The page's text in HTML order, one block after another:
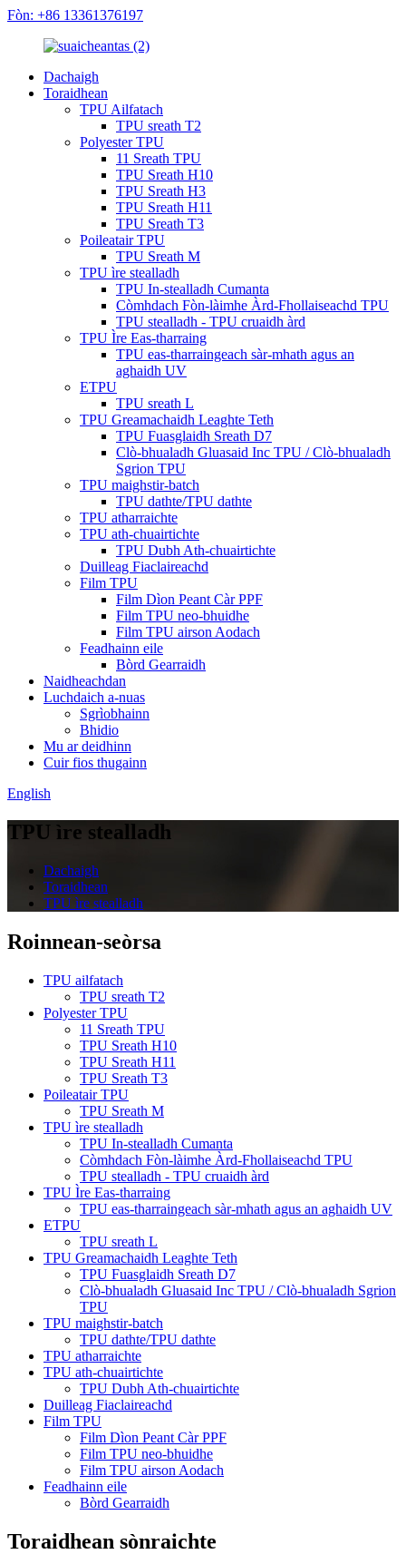
Fòn: +86 13361376197
Dachaigh
Toraidhean
TPU Ailfatach
TPU sreath T2
Polyester TPU
11 Sreath TPU
TPU Sreath H10
TPU Sreath H3
TPU Sreath H11
TPU Sreath T3
Poileatair TPU
TPU Sreath M
TPU ìre stealladh
TPU In-stealladh Cumanta
Còmhdach Fòn-làimhe Àrd-Fhollaiseachd TPU
TPU stealladh - TPU cruaidh àrd
TPU Ìre Eas-tharraing
TPU eas-tharraingeach sàr-mhath agus an
aghaidh UV
ETPU
TPU sreath L
TPU Greamachaidh Leaghte Teth
TPU Fuasglaidh Sreath D7
Clò-bhualadh Gluasaid Inc TPU / Clò-bhualadh
Sgrion TPU
TPU maighstir-batch
TPU dathte/TPU dathte
TPU atharraichte
TPU ath-chuairtichte
TPU Dubh Ath-chuairtichte
Duilleag Fiaclaireachd
Film TPU
Film Dìon Peant Càr PPF
Film TPU neo-bhuidhe
Film TPU airson Aodach
Feadhainn eile
Bòrd Gearraidh
Naidheachdan
Luchdaich a-nuas
Sgrìobhainn
Bhidio
Mu ar deidhinn
Cuir fios thugainn
English
TPU ìre stealladh
Dachaigh
Toraidhean
TPU ìre stealladh
Roinnean-seòrsa
TPU ailfatach
TPU sreath T2
Polyester TPU
11 Sreath TPU
TPU Sreath H10
TPU Sreath H11
TPU Sreath T3
Poileatair TPU
TPU Sreath M
TPU ìre stealladh
TPU In-stealladh Cumanta
Còmhdach Fòn-làimhe Àrd-Fhollaiseachd TPU
TPU stealladh - TPU cruaidh àrd
TPU Ìre Eas-tharraing
TPU eas-tharraingeach sàr-mhath agus an aghaidh UV
ETPU
TPU sreath L
TPU Greamachaidh Leaghte Teth
TPU Fuasglaidh Sreath D7
Clò-bhualadh Gluasaid Inc TPU / Clò-bhualadh Sgrion
TPU
TPU maighstir-batch
TPU dathte/TPU dathte
TPU atharraichte
TPU ath-chuairtichte
TPU Dubh Ath-chuairtichte
Duilleag Fiaclaireachd
Film TPU
Film Dìon Peant Càr PPF
Film TPU neo-bhuidhe
Film TPU airson Aodach
Feadhainn eile
Bòrd Gearraidh
Toraidhean sònraichte